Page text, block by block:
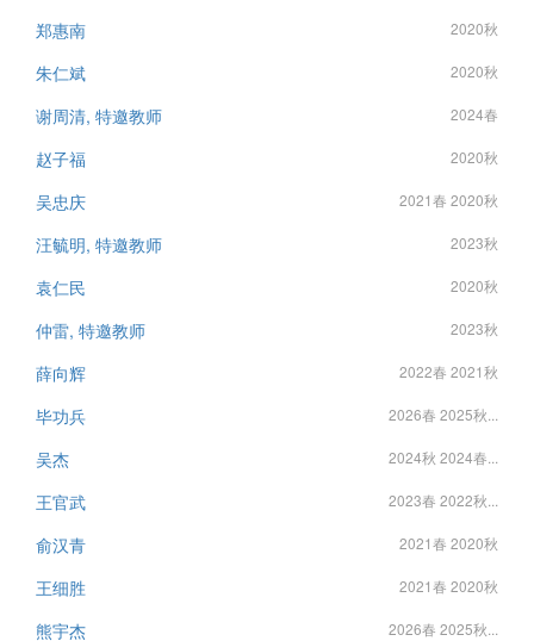
郑惠南 2020秋
朱仁斌 2020秋
谢周清, 特邀教师 2024春
赵子福 2020秋
吴忠庆 2021春 2020秋
汪毓明, 特邀教师 2023秋
袁仁民 2020秋
仲雷, 特邀教师 2023秋
薛向辉 2022春 2021秋
毕功兵 2026春 2025秋...
吴杰 2024秋 2024春...
王官武 2023春 2022秋...
俞汉青 2021春 2020秋
王细胜 2021春 2020秋
熊宇杰 2026春 2025秋...